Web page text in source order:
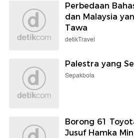
Perbedaan
dan Malaysia
Tawa
detikTravel
Palestra yang
Sepakbola
Borong 61
Jusuf Hamka